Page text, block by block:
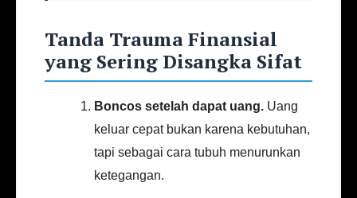
Tanda Trauma Finansial
yang Sering Disangka Sifat
Boncos setelah dapat uang. Uang
keluar cepat bukan karena kebutuhan,
tapi sebagai cara tubuh menurunkan
ketegangan.